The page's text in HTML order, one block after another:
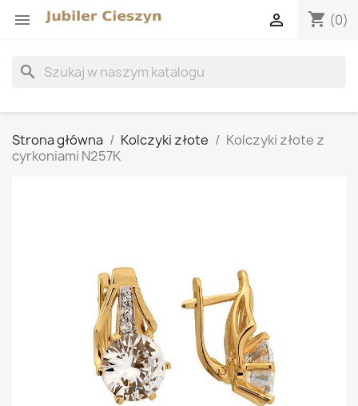
 shopping_cart (0)

search
Strona główna Kolczyki złote
Kolczyki złote z
cyrkoniami N257K